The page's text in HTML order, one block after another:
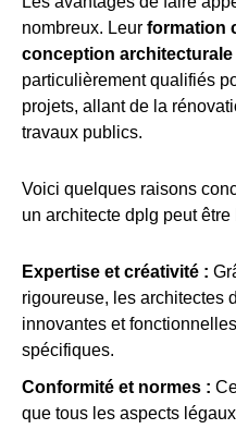
nombreux. Leur formation
conception architecturale
particulièrement qualifiés
projets, allant de la
travaux publics.
Voici quelques raisons
un architecte dplg peut être
Expertise et créativité :
rigoureuse, les architectes
innovantes et
spécifiques.
Conformité et normes :
que tous les aspects